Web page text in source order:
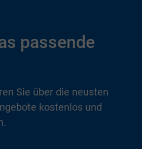
passende
Sie über die neusten
kostenlos und